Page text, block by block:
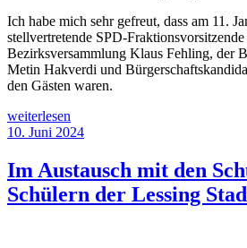
Ich habe mich sehr gefreut, dass am 11.
stellvertretende SPD-
Bezirksversammlung Klaus Fehling, der
Metin Hakverdi und
den Gästen waren.
„Rönneburger
Schredderfest
Brauchtum
und
Engagement“
weiterlesen
Veröffentlicht
10. Juni 2024
Im Austausch mit den
Schülern der Lessing